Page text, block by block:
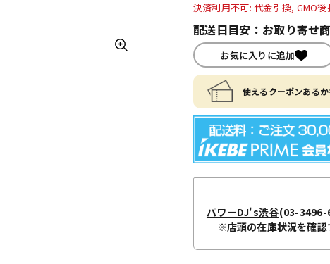
決済利用不可: 代金引換, GMO後
配送日目安：お取り寄せ
お気に入りに追加
使えるクーポンある
パワーDJ's渋谷(03-3496-
※店頭の在庫状況を確認